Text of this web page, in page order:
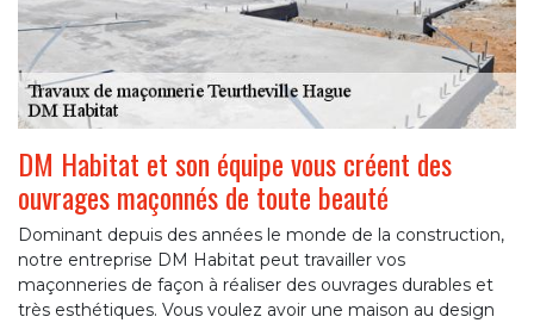
DM Habitat et son équipe vous créent des
ouvrages maçonnés de toute beauté
Dominant depuis des années le monde de la construction,
notre entreprise DM Habitat peut travailler vos
maçonneries de façon à réaliser des ouvrages durables et
très esthétiques. Vous voulez avoir une maison au design